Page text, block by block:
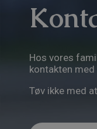
Hos vores
kontakten med
Tøv ikke med